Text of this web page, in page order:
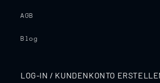
AGB
Blog
LOG-IN / KUNDENKONTO